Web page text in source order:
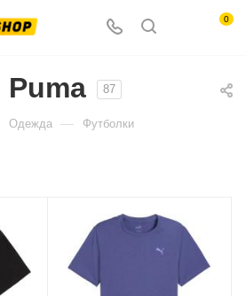
0
87
Одежда — Футболки